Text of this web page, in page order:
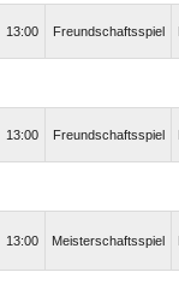
13:00 Freundschaftsspiel
13:00 Freundschaftsspiel
13:00 Meisterschaftsspiel